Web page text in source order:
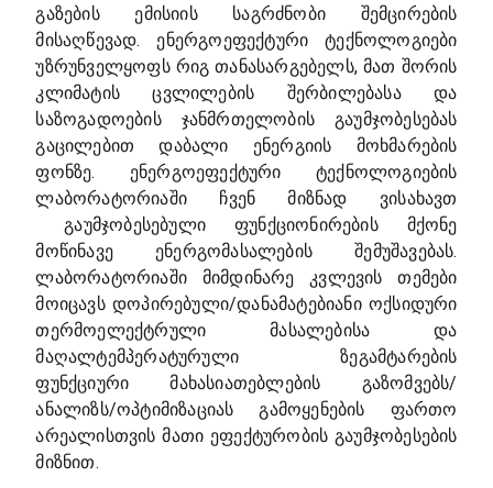
გაზების ემისიის საგრძნობი შემცირების
მისაღწევად. ენერგოეფექტური ტექნოლოგიები
უზრუნველყოფს რიგ თანასარგებელს, მათ შორის
კლიმატის ცვლილების შერბილებასა და
საზოგადოების ჯანმრთელობის გაუმჯობესებას
გაცილებით დაბალი ენერგიის მოხმარების
ფონზე. ენერგოეფექტური ტექნოლოგიების
ლაბორატორიაში ჩვენ მიზნად ვისახავთ
გაუმჯობესებული ფუნქციონირების მქონე
მოწინავე ენერგომასალების შემუშავებას.
ლაბორატორიაში მიმდინარე კვლევის თემები
მოიცავს დოპირებული/დანამატებიანი ოქსიდური
თერმოელექტრული მასალებისა და
მაღალტემპერატურული ზეგამტარების
ფუნქციური მახასიათებლების გაზომვებს/
ანალიზს/ოპტიმიზაციას გამოყენების ფართო
არეალისთვის მათი ეფექტურობის გაუმჯობესების
მიზნით.